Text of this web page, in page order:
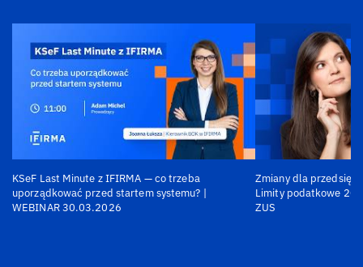
KSeF Last Minute z IFIRMA — co trzeba
uporządkować przed startem systemu? |
WEBINAR 30.03.2026
Zmiany dla
Limity podatkowe
ZUS